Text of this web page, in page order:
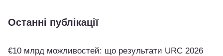
Останні публікації
€10 млрд можливостей: що результати URC 2026